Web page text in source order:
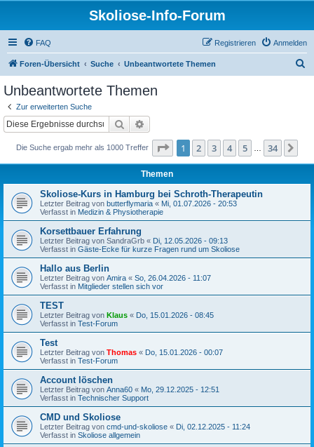
Skoliose-Info-Forum
FAQ Anmelden
Registrieren
Foren-Übersicht Suche Unbeantwortete Themen
Unbeantwortete Themen
Zur erweiterten Suche
Suche
Die Suche ergab mehr als 1000 Treffer Seite 1von 34
1 2 3 4 5 34
Themen
Skoliose-Kurs in Hamburg bei Schroth-Therapeutin
Letzter Beitrag von butterflymaria « Mi, 01.07.2026 - 20:53
Verfasst in Medizin & Physiotherapie
Korsettbauer Erfahrung
Letzter Beitrag von SandraGrb « Di, 12.05.2026 - 09:13
Verfasst in Gäste-Ecke für kurze Fragen rund um Skoliose
Hallo aus Berlin
Letzter Beitrag von Amira « So, 26.04.2026 - 11:07
Verfasst in Mitglieder stellen sich vor
TEST
Letzter Beitrag von Klaus « Do, 15.01.2026 - 08:45
Verfasst in Test-Forum
Test
Letzter Beitrag von Thomas « Do, 15.01.2026 - 00:07
Verfasst in Test-Forum
Account löschen
Letzter Beitrag von Anna60 « Mo, 29.12.2025 - 12:51
Verfasst in Technischer Support
CMD und Skoliose
Letzter Beitrag von cmd-und-skoliose « Di, 02.12.2025 - 11:24
Verfasst in Skoliose allgemein